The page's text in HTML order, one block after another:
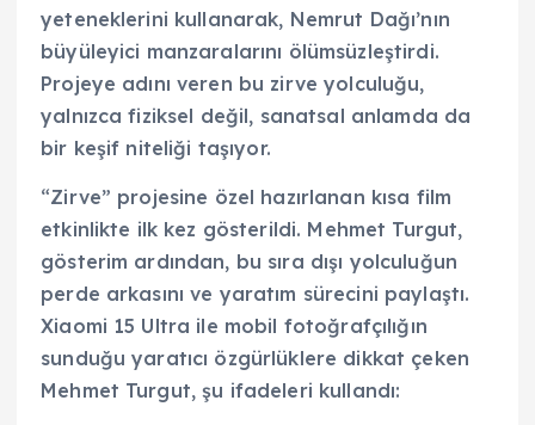
yeteneklerini kullanarak, Nemrut Dağı’nın
büyüleyici manzaralarını ölümsüzleştirdi.
Projeye adını veren bu zirve yolculuğu,
yalnızca fiziksel değil, sanatsal anlamda da
bir keşif niteliği taşıyor.
“Zirve” projesine özel hazırlanan kısa film
etkinlikte ilk kez gösterildi. Mehmet Turgut,
gösterim ardından, bu sıra dışı yolculuğun
perde arkasını ve yaratım sürecini paylaştı.
Xiaomi 15 Ultra ile mobil fotoğrafçılığın
sunduğu yaratıcı özgürlüklere dikkat çeken
Mehmet Turgut, şu ifadeleri kullandı: